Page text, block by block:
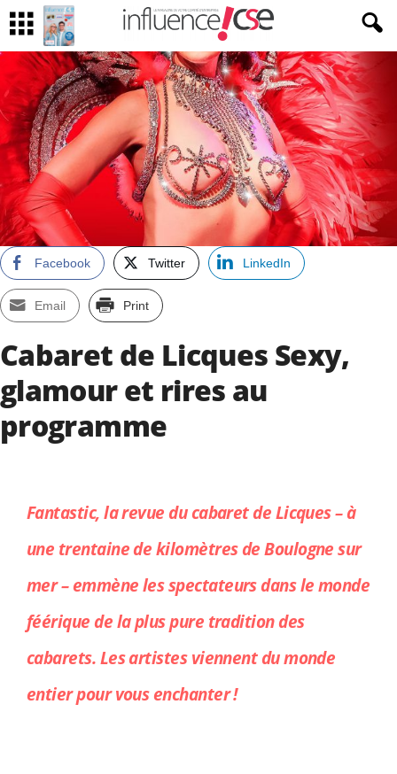
Facebook Twitter LinkedIn
Email Print
Cabaret de Licques Sexy,
glamour et rires au
programme
Fantastic, la revue du cabaret de Licques – à
une trentaine de kilomètres de Boulogne sur
mer – emmène les spectateurs dans le monde
féérique de la plus pure tradition des
cabarets. Les artistes viennent du monde
entier pour vous enchanter !